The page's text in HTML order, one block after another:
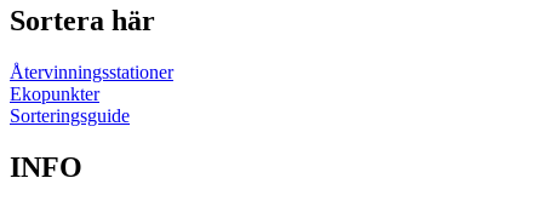
Sortera här
Återvinningsstationer
Ekopunkter
Sorteringsguide
INFO